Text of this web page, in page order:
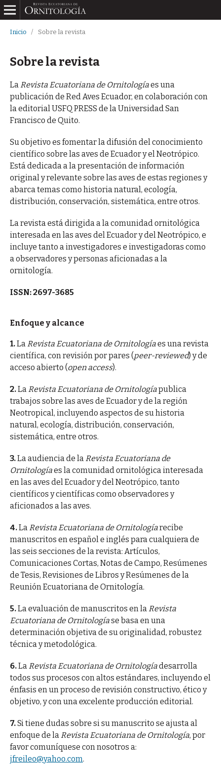
Inicio / Sobre la revista
Sobre la revista
La Revista Ecuatoriana de Ornitologíaes una
publicación de Red Aves Ecuador, en colaboración con
la editorial USFQ PRESS de la Universidad San
Francisco de Quito.
Su objetivo es fomentar la difusión del conocimiento
científico sobre las aves de Ecuador y el Neotrópico.
Está dedicada a la presentación de información
original y relevante sobre las aves de estas regiones y
abarca temas como historia natural, ecología,
distribución, conservación, sistemática, entre otros.
La revista está dirigida a la comunidad ornitológica
interesada en las aves del Ecuador y del Neotrópico, e
incluye tanto a investigadores e investigadoras como
a observadores y personas aficionadas a la
ornitología.
ISSN: 2697-3685
Enfoque y alcance
1.La Revista Ecuatoriana de Ornitologíaes una revista
científica, con revisión por pares (peer-reviewed) y de
acceso abierto (open access).
2.La Revista Ecuatoriana de Ornitologíapublica
trabajos sobre las aves de Ecuador y de la región
Neotropical, incluyendo aspectos de su historia
natural, ecología, distribución, conservación,
sistemática, entre otros.
3.La audiencia de la Revista Ecuatoriana de
Ornitologíaes la comunidad ornitológica interesada
en las aves del Ecuador y del Neotrópico, tanto
científicos y científicas como observadores y
aficionados a las aves.
4.La Revista Ecuatoriana de Ornitologíarecibe
manuscritos en español e inglés para cualquiera de
las seis secciones de la revista: Artículos,
Comunicaciones Cortas, Notas de Campo, Resúmenes
de Tesis, Revisiones de Libros y Resúmenes de la
Reunión Ecuatoriana de Ornitología.
5.La evaluación de manuscritos en la Revista
Ecuatoriana de Ornitologíase basa en una
determinación objetiva de su originalidad, robustez
técnica y metodológica.
6.La Revista Ecuatoriana de Ornitologíadesarrolla
todos sus procesos con altos estándares, incluyendo el
énfasis en un proceso de revisión constructivo, ético y
objetivo, y con una excelente producción editorial.
7.Si tiene dudas sobre si su manuscrito se ajusta al
enfoque de la Revista Ecuatoriana de Ornitología, por
favor comuníquese con nosotros a:
jfreileo@yahoo.com.